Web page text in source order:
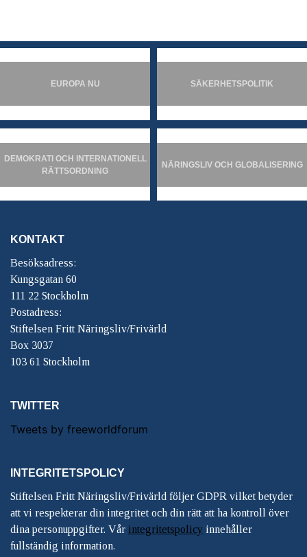
EUROPA NU SÄKERHETSPOLITIK
DEMOKRATI OCH INTERNATIONELL
RÄTTSORDNING
NÄRINGSLIV OCH GLOBALISERING
KONTAKT
Besöksadress:
Kungsgatan 60
111 22 Stockholm
Postadress:
Stiftelsen Fritt Näringsliv/Frivärld
Box 3037
103 61 Stockholm
TWITTER
Tweets by freeworldforum
INTEGRITETSPOLICY
Stiftelsen Fritt Näringsliv/Frivärld följer GDPR vilket betyder
att vi respekterar din integritet och din rätt att ha kontroll över
dina personuppgifter. Vår integritetspolicy innehåller
fullständig information.